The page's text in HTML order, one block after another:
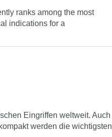
ranks among the most
indications for a
Eingriffen weltweit. Auch
werden die wichtigsten